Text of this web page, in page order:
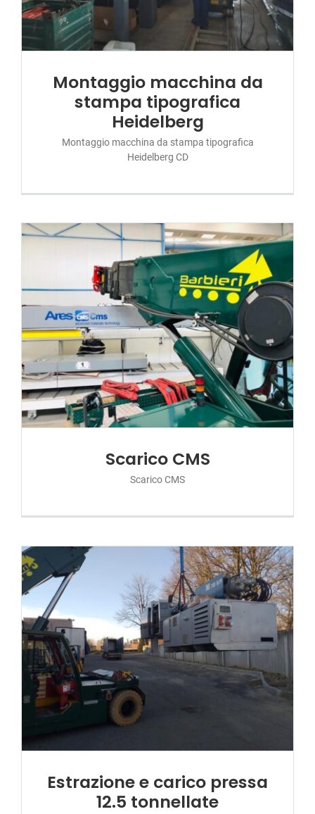
Montaggio macchina da
stampa tipografica
Heidelberg
Montaggio macchina da stampa tipografica
Heidelberg CD
Scarico CMS
Scarico CMS
Estrazione e carico pressa
12.5 tonnellate